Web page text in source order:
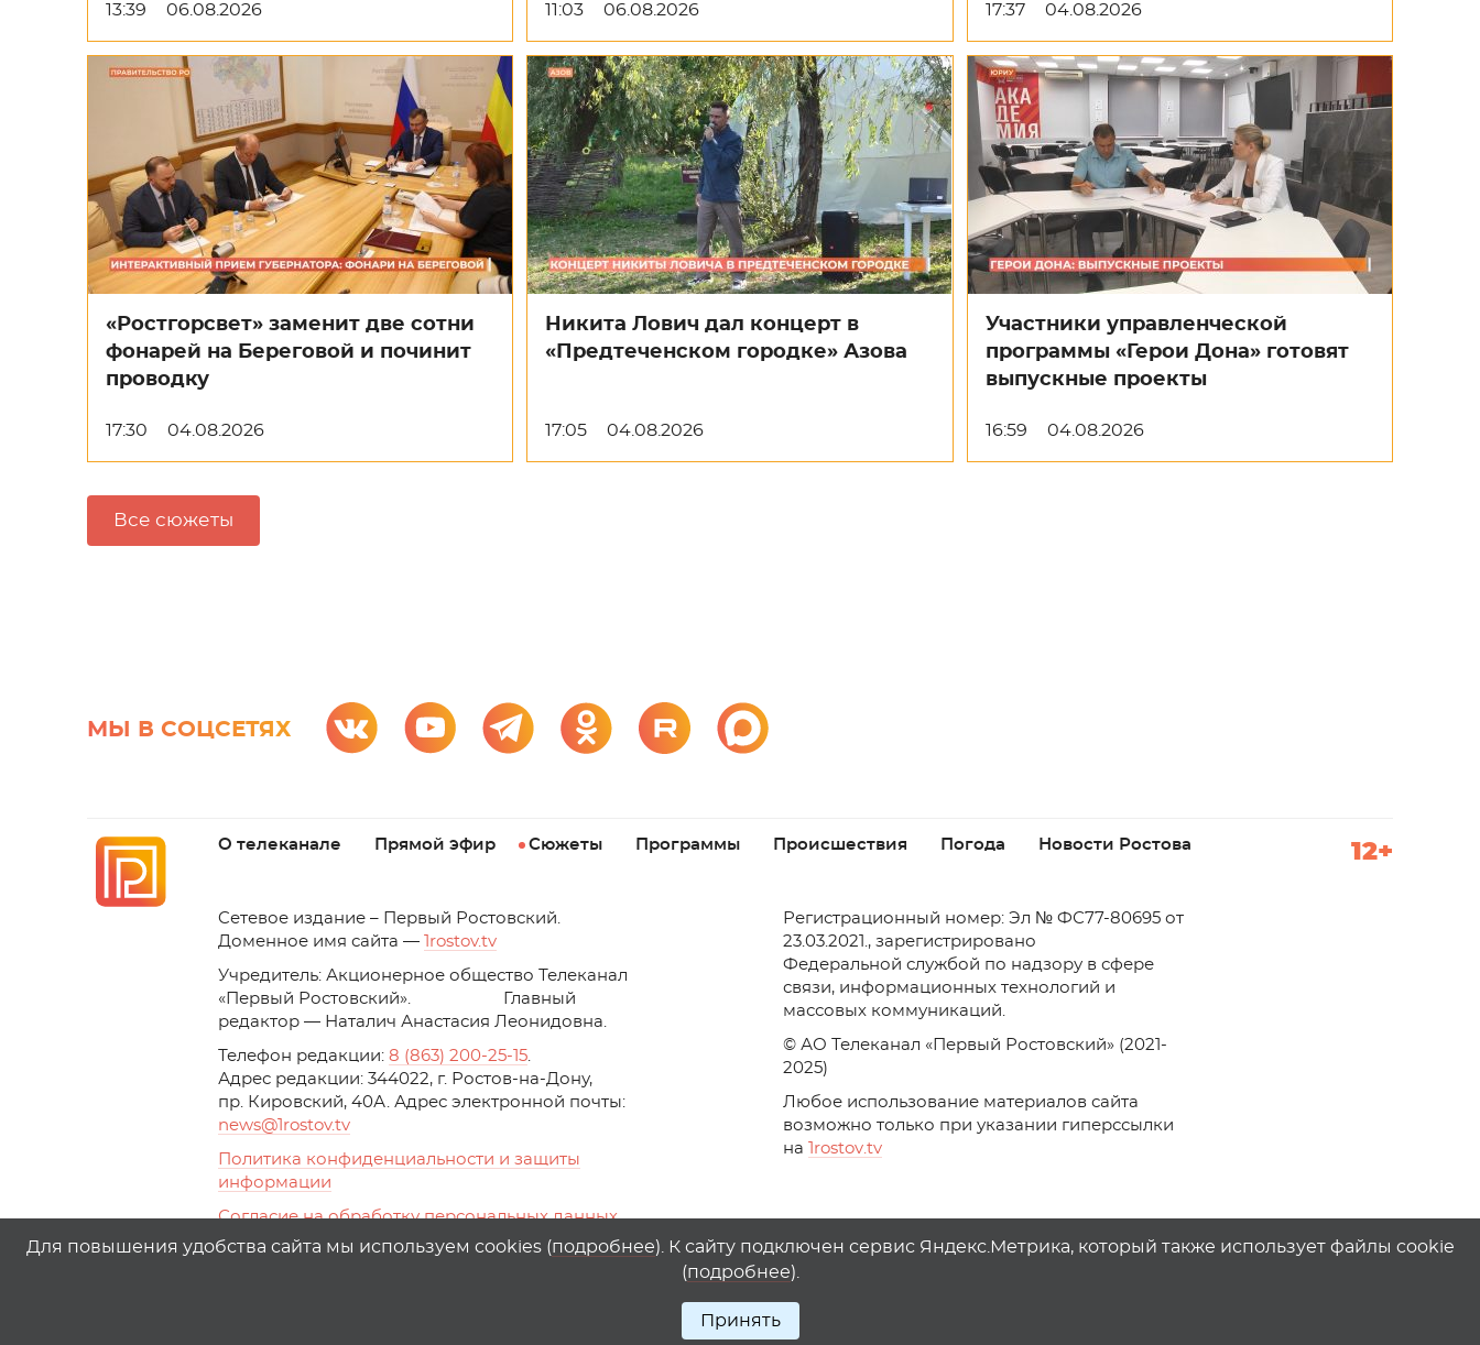
13:39 06.08.2026 11:03 06.08.2026 17:37 04.08.2026
«Ростгорсвет» заменит две сотни
фонарей на Береговой и починит
проводку
17:30 04.08.2026
Никита Лович дал концерт в
«Предтеченском городке» Азова
17:05 04.08.2026
Участники управленческой
программы «Герои Дона» готовят
выпускные проекты
16:59 04.08.2026
Все сюжеты
МЫ В СОЦСЕТЯХ
О телеканале Прямой эфир Сюжеты Программы Происшествия Погода Новости Ростова 12+
Cетевое издание – Первый Ростовский.
Доменное имя сайта —
1rostov.tv
Учредитель: Акционерное общество Телеканал
«Первый Ростовский». Главный
редактор — Наталич Анастасия Леонидовна.
Телефон редакции: 8 (863) 200-25-15.
Адрес редакции: 344022, г. Ростов-на-Дону,
пр. Кировский, 40А. Адрес электронной почты:
news@1rostov.tv
Политика конфиденциальности и защиты
информации
Согласие на обработку персональных данных
с помощью сервисов Yandex.Metrika, top.mail.ru
Регистрационный номер: Эл № ФС77-80695 от
23.03.2021., зарегистрировано
Федеральной службой по надзору в сфере
связи, информационных технологий и
массовых коммуникаций.
© АО Телеканал «Первый Ростовский» (2021-
2025)
Любое использование материалов сайта
возможно только при указании гиперссылки
на
rostov.tv
Для повышения удобства сайта мы используем cookies (подробнее). К сайту подключен сервис Яндекс.Метрика, который также использует файлы cookie
(подробнее).
Принять